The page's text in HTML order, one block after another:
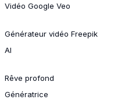
Vidéo Google Veo
Générateur vidéo Freepik
AI
Rêve profond
Génératrice